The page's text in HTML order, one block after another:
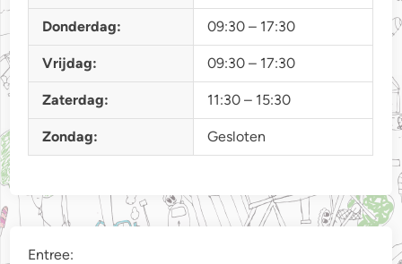
Donderdag: 09:30 – 17:30
Vrijdag: 09:30 – 17:30
Zaterdag: 11:30 – 15:30
Zondag: Gesloten
Entree: